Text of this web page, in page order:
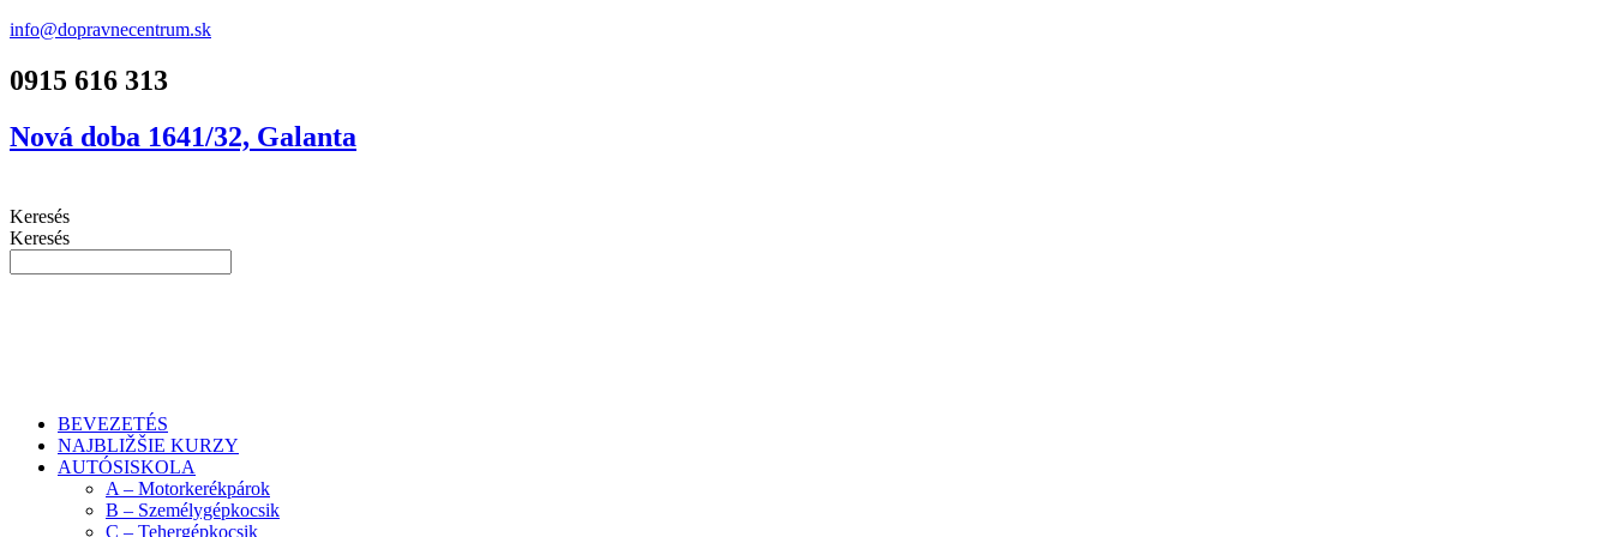
info@dopravnecentrum.sk
0915 616 313
Nová doba 1641/32, Galanta
Keresés
Keresés
BEVEZETÉS
NAJBLIŽŠIE KURZY
AUTÓSISKOLA
A – Motorkerékpárok
B – Személygépkocsik
C – Tehergépkocsik